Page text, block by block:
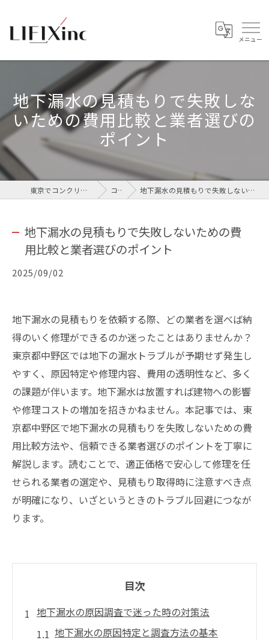
地下漏水の見積もりで失敗しな
いための費用比較と業者選びの
ポイント
東京でコンクリートなら株式会社LIFIX コラム 地下漏水の見積もりで失敗しないための費用比較と業者選びのポイント
地下漏水の見積もりで失敗しないための費
用比較と業者選びのポイント
2025/09/02
地下漏水の見積もりを依頼する際、どの業者を選べば納
得のいく修理ができるのか迷ったことはありませんか？
東京都中野区では地下の漏水トラブルが予期せず発生し
やすく、原因特定や修理内容、費用の透明性など、多く
の課題が伴います。地下漏水は放置すれば建物への影響
や修理コストの増加を招きかねません。本記事では、東
京都中野区で地下漏水の見積もりを失敗しないための費
用比較方法や、信頼できる業者選びのポイントを丁寧に
解説します。読むことで、適正価格で安心して修理を任
せられる業者の選定や、見積もり取得時に注意すべき点
が明確になり、いざというときのトラブル回避につなが
ります。
目次
地下漏水の原因調査で迷った時の対策法
地下漏水の原因特定と調査方法の基本